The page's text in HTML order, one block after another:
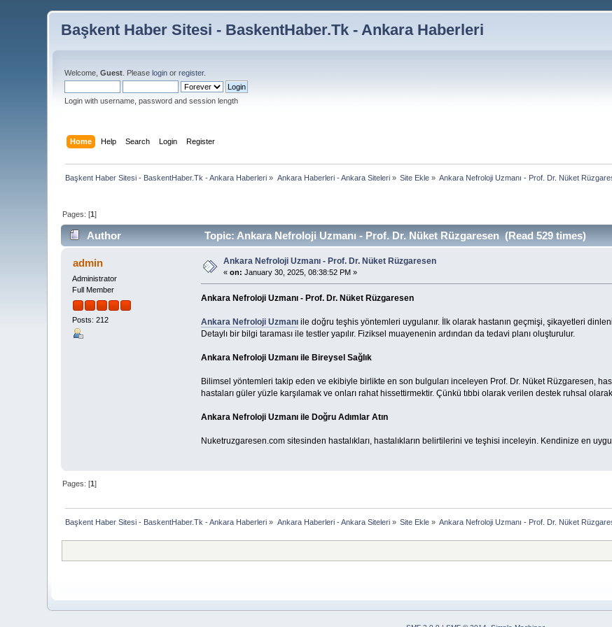
Başkent Haber Sitesi - BaskentHaber.Tk - Ankara Haberleri
Welcome,Guest . Pleaselogin orregister.
Login with username, password and session length
Home Help Search Login Register
Başkent Haber Sitesi - BaskentHaber.Tk - Ankara Haberleri » Ankara Haberleri - Ankara Siteleri» Site Ekle » Ankara Nefroloji Uzmanı - Prof. Dr. Nüket
Pages: [1]
Author Topic: Ankara Nefroloji Uzmanı - Prof. Dr. Nüket Rüzgaresen (Read 529 times)
admin
Administrator
Full Member
Posts: 212
Ankara Nefroloji Uzmanı - Prof. Dr. Nüket Rüzgaresen
«on: January 30, 2025, 08:38:52 PM »
Ankara Nefroloji Uzmanı - Prof. Dr. Nüket Rüzgaresen
Ankara Nefroloji Uzmanıile doğru teşhis yöntemleri uygulanır. İlk olarak hastanın geçmişi, şikayetleri
Detaylı bir bilgi taraması ile testler yapılır. Fiziksel muayenenin ardından da tedavi planı oluşturulur.
Ankara Nefroloji Uzmanı ile Bireysel Sağlık
Bilimsel yöntemleri takip eden ve ekibiyle birlikte en son bulguları inceleyen Prof. Dr. Nüket Rüzgaresen,
hastaları güler yüzle karşılamak ve onları rahat hissettirmektir. Çünkü tıbbi olarak verilen destek ruhsal
Ankara Nefroloji Uzmanı ile Doğru Adımlar Atın
Nuketruzgaresen.com sitesinden hastalıkları, hastalıkların belirtilerini ve teşhisi inceleyin. Kendinize en
Pages: [1]
Başkent Haber Sitesi - BaskentHaber.Tk - Ankara Haberleri » Ankara Haberleri - Ankara Siteleri» Site Ekle » Ankara Nefroloji Uzmanı - Prof. Dr. Nüket